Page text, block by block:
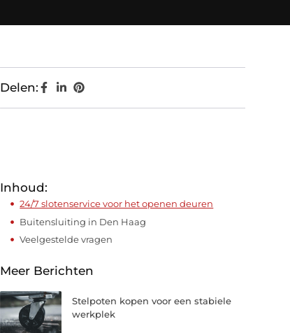
Delen:
Inhoud:
24/7 slotenservice voor het openen deuren
Buitensluiting in Den Haag
Veelgestelde vragen
Meer Berichten
Stelpoten kopen voor een stabiele
werkplek